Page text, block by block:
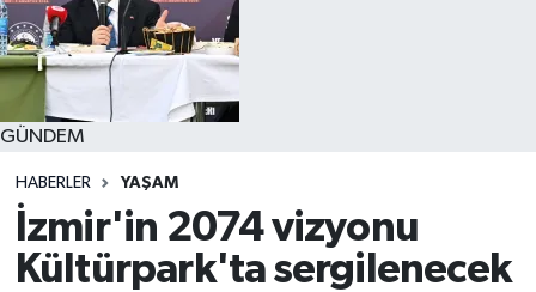
GÜNDEM
HABERLER YAŞAM
İzmir'in 2074 vizyonu
Kültürpark'ta sergilenecek